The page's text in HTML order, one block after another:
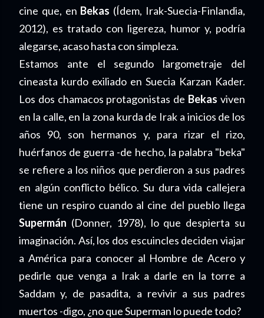
cine que, en Bekas (Ídem, Irak-Suecia-Finlandia,
2012), es tratado con ligereza, humor y, podría
alegarse, acaso hasta con simpleza.
Estamos ante el segundo largometraje del
cineasta kurdo exiliado en Suecia Karzan Kader.
Los dos chamacos protagonistas de Bekas viven
en la calle, en la zona kurda de Irak a inicios de los
años 90, son hermanos y, para rizar el rizo,
huérfanos de guerra -de hecho, la palabra "beka"
se refiere a los niños que perdieron a sus padres
en algún conflicto bélico. Su dura vida callejera
tiene un respiro cuando al cine del pueblo llega
Supermán (Donner, 1978), lo que despierta su
imaginación. Así, los dos escuincles deciden viajar
a América para conocer al Hombre de Acero y
pedirle que venga a Irak a darle en la torre a
Saddam y, de pasadita, a revivir a sus padres
muertos -digo, ¿no que Superman lo puede todo?